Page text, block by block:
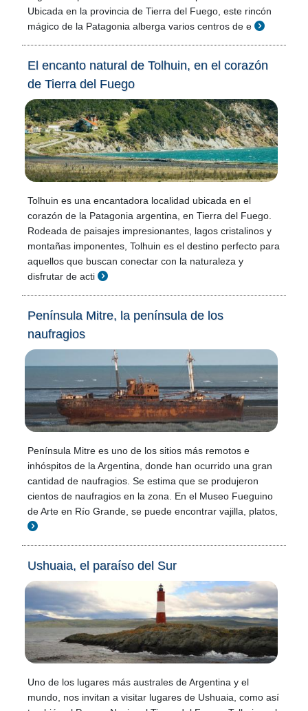
Ubicada en la provincia de Tierra del Fuego, este rincón
mágico de la Patagonia alberga varios centros de e
El encanto natural de Tolhuin, en el corazón
de Tierra del Fuego
Tolhuin es una encantadora localidad ubicada en el
corazón de la Patagonia argentina, en Tierra del Fuego.
Rodeada de paisajes impresionantes, lagos cristalinos y
montañas imponentes, Tolhuin es el destino perfecto para
aquellos que buscan conectar con la naturaleza y
disfrutar de acti
Península Mitre, la península de los
naufragios
Península Mitre es uno de los sitios más remotos e
inhóspitos de la Argentina, donde han ocurrido una gran
cantidad de naufragios. Se estima que se produjeron
cientos de naufragios en la zona. En el Museo Fueguino
de Arte en Río Grande, se puede encontrar vajilla, platos,
Ushuaia, el paraíso del Sur
Uno de los lugares más australes de Argentina y el
mundo, nos invitan a visitar lugares de Ushuaia, como así